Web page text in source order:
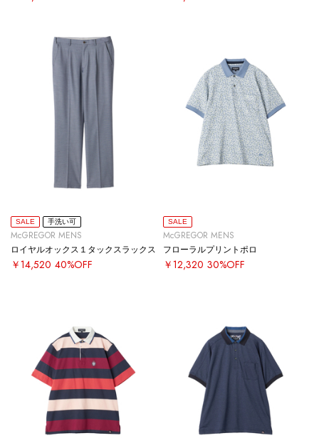
SALE 手洗い可
McGREGOR MENS
ロイヤルオックス１タックスラックス
￥14,520 40%OFF
SALE
McGREGOR MENS
フローラルプリントポロ
￥12,320 30%OFF